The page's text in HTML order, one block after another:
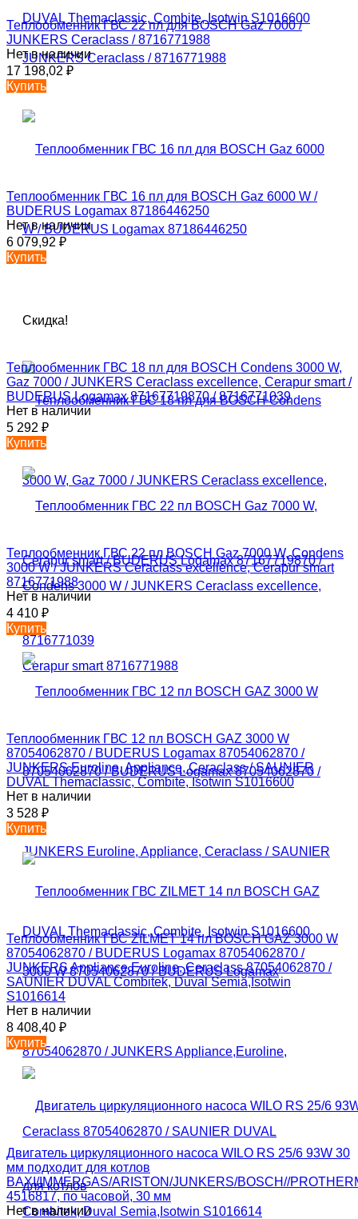
Теплообменник ГВС 22 пл для BOSCH Gaz 7000 /
JUNKERS Ceraclass / 8716771988
Нет в наличии
17 198,02 ₽
Купить
Теплообменник ГВС 16 пл для BOSCH Gaz 6000 W /
BUDERUS Logamax 87186446250
Нет в наличии
6 079,92 ₽
Купить
Скидка!
Теплообменник ГВС 18 пл для BOSCH Condens 3000 W,
Gaz 7000 / JUNKERS Ceraclass excellence, Cerapur smart /
BUDERUS Logamax 87167719870 / 8716771039
Нет в наличии
5 292 ₽
Купить
Теплообменник ГВС 22 пл BOSCH Gaz 7000 W, Condens
3000 W / JUNKERS Ceraclass excellence, Cerapur smart
8716771988
Нет в наличии
4 410 ₽
Купить
Теплообменник ГВС 12 пл BOSCH GAZ 3000 W
87054062870 / BUDERUS Logamax 87054062870 /
JUNKERS Euroline, Appliance, Ceraclass / SAUNIER
DUVAL Themaclassic, Combite, Isotwin S1016600
Нет в наличии
3 528 ₽
Купить
Теплообменник ГВС ZILMET 14 пл BOSCH GAZ 3000 W
87054062870 / BUDERUS Logamax 87054062870 /
JUNKERS Appliance,Euroline, Ceraclass 87054062870 /
SAUNIER DUVAL Combitek, Duval Semia,Isotwin
S1016614
Нет в наличии
8 408,40 ₽
Купить
Двигатель циркуляционного насоса WILO RS 25/6 93W 30
мм подходит для котлов
BAXI/IMMERGAS/ARISTON/JUNKERS/BOSCH//
4516817, по часовой, 30 мм
Нет в наличии